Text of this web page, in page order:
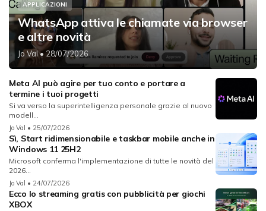
APPLICAZIONI
WhatsApp attiva le chiamate via browser
e altre novità
Jo Val• 28/07/2026
Meta AI può agire per tuo conto e portare a
termine i tuoi progetti
Si va verso la superintelligenza personale grazie al nuovo
modell...
Jo Val • 25/07/2026
Sì, Start ridimensionabile e taskbar mobile anche in
Windows 11 25H2
Microsoft conferma l'implementazione di tutte le novità del
2026...
Jo Val • 24/07/2026
Ecco lo streaming gratis con pubblicità per giochi
XBOX